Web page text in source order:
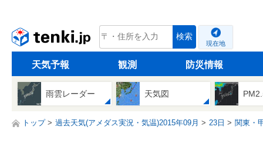
tenki.jp 検索
現在地
天気予報 観測 防災情報
雨雲レーダー 天気図
トップ 過去天気(アメダス実況・気温)2015年09月 23日 関東・